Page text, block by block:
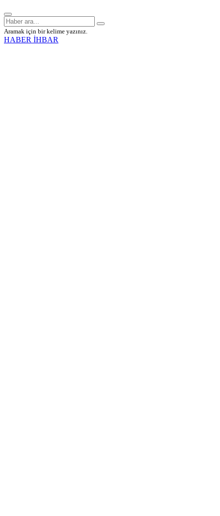
Aramak için bir kelime yazınız.
HABER İHBAR